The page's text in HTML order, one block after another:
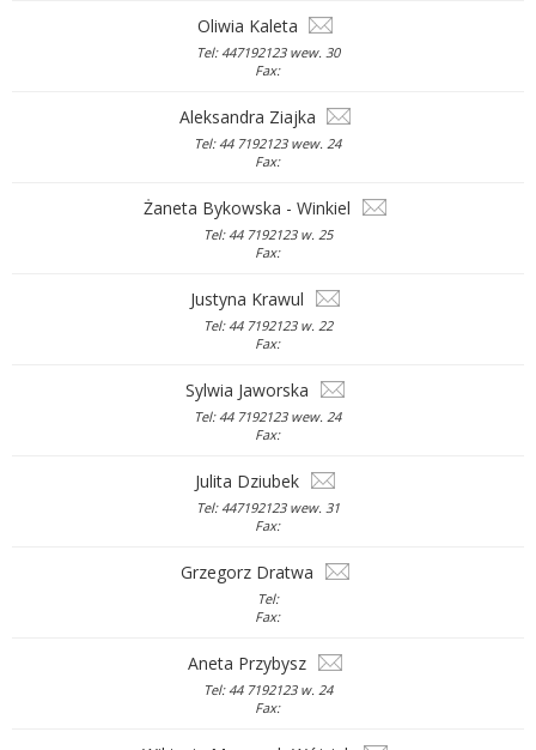
Oliwia Kaleta
Tel: 447192123 wew. 30
Fax:
Aleksandra Ziajka
Tel: 44 7192123 wew. 24
Fax:
Żaneta Bykowska - Winkiel
Tel: 44 7192123 w. 25
Fax:
Justyna Krawul
Tel: 44 7192123 w. 22
Fax:
Sylwia Jaworska
Tel: 44 7192123 wew. 24
Fax:
Julita Dziubek
Tel: 447192123 wew. 31
Fax:
Grzegorz Dratwa
Tel:
Fax:
Aneta Przybysz
Tel: 44 7192123 w. 24
Fax: